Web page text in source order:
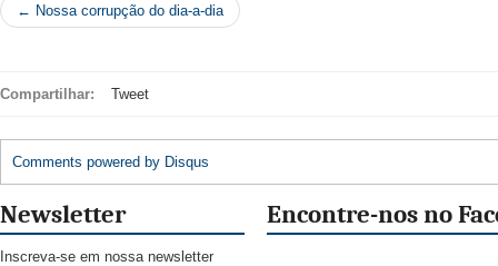
← Nossa corrupção do dia-a-dia
Compartilhar: Tweet
Comments powered by Disqus
Newsletter
Inscreva-se em nossa newsletter
Encontre-nos no